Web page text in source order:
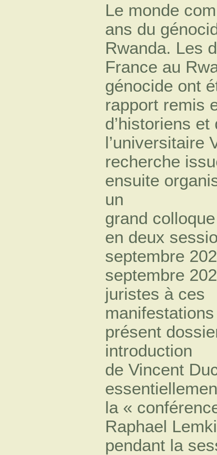
Le monde
ans du
Rwanda. Les
France au
génocide ont
rapport remis
d’historiens
l’universitaire
recherche
ensuite
un
grand
en deux
septembre
septembre
juristes à ces
présent
introduction
de Vincent
la «
Raphael
pendant la